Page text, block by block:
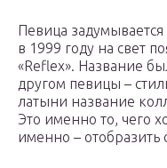
Певица
в 1999 году на свет
«Reflex». Название
другом певицы –
латыни название
Это именно то, чего
именно –